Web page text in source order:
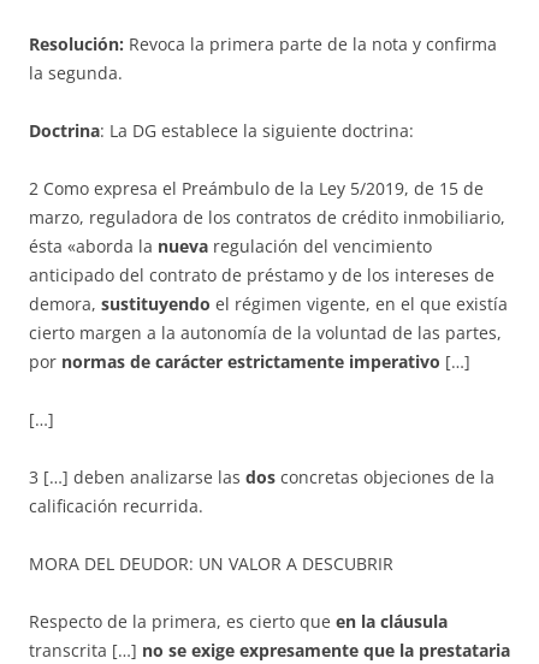
Resolución: Revoca la primera parte de la nota y confirma
la segunda.
Doctrina: La DG establece la siguiente doctrina:
2 Como expresa el Preámbulo de la Ley 5/2019, de 15 de
marzo, reguladora de los contratos de crédito inmobiliario,
ésta «aborda la nueva regulación del vencimiento
anticipado del contrato de préstamo y de los intereses de
demora, sustituyendo el régimen vigente, en el que existía
cierto margen a la autonomía de la voluntad de las partes,
por normas de carácter estrictamente imperativo […]
[…]
3 […] deben analizarse las dos concretas objeciones de la
calificación recurrida.
MORA DEL DEUDOR: UN VALOR A DESCUBRIR
Respecto de la primera, es cierto que en la cláusula
transcrita […] no se exige expresamente que la prestataria